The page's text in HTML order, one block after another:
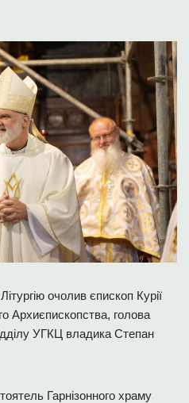
очолив єпископ Курії
Архиєпископства, голова
УГКЦ владика Степан
Гарнізонного храму